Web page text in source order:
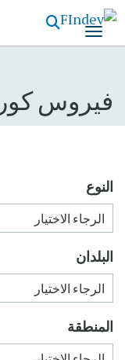
فيروس
النوع
البلدان
المنطقة